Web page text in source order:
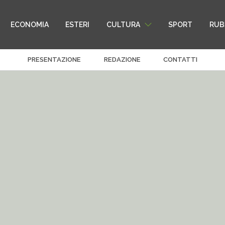
ECONOMIA ESTERI CULTURA
e TV Teatro Arte
SPORT
Roma e Vaticano Colpevoli
Browniano Food Fellas Icons
PRESENTAZIONE REDAZIONE CONTATTI